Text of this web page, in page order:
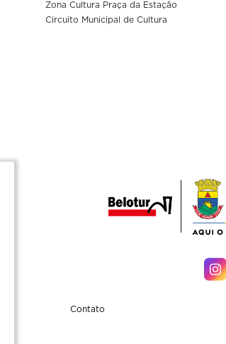
Zona Cultura Praça da Estação
Circuito Municipal de Cultura
Contato